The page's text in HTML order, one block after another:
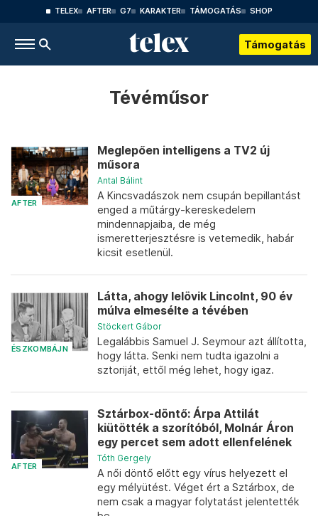
TELEX AFTER G7 KARAKTER TÁMOGATÁS SHOP
Támogatás
Tévéműsor
AFTER
Meglepően intelligens a TV2 új
műsora
Antal Bálint
A Kincsvadászok nem csupán bepillantást
enged a műtárgy-kereskedelem
mindennapjaiba, de még
ismeretterjesztésre is vetemedik, habár
kicsit esetlenül.
ÉSZKOMBÁJN
Látta, ahogy lelövik Lincolnt, 90 év
múlva elmesélte a tévében
Stöckert Gábor
Legalábbis Samuel J. Seymour azt állította,
hogy látta. Senki nem tudta igazolni a
sztoriját, ettől még lehet, hogy igaz.
AFTER
Sztárbox-döntő: Árpa Attilát
kiütötték a szorítóból, Molnár Áron
egy percet sem adott ellenfelének
Tóth Gergely
A női döntő előtt egy vírus helyezett el
egy mélyütést. Véget ért a Sztárbox, de
nem csak a magyar folytatást jelentették